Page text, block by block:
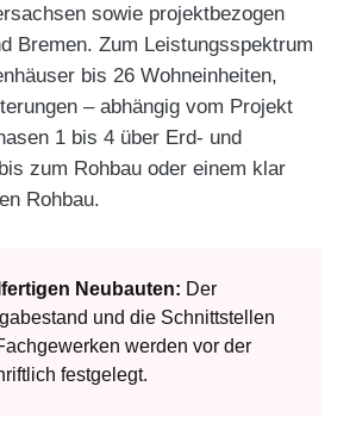
sowie projektbezogen
Bremen. Zum Leistungsspektrum
bis 26 Wohneinheiten,
– abhängig vom Projekt
1 bis 4 über Erd- und
zum Rohbau oder einem klar
Rohbau.
Neubauten: Der
und die Schnittstellen
werden vor der
festgelegt.